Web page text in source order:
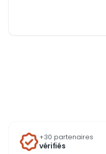
+30 partenaires
vérifiés